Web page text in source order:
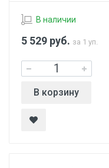
В наличии
5 529 руб. за 1 уп.
В корзину